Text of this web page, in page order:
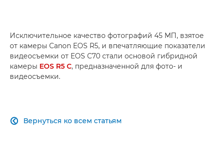
Исключительное качество фотографий 45 МП, взятое
от камеры Canon EOS R5, и впечатляющие показатели
видеосъемки от EOS C70 стали основой гибридной
камеры EOS R5 C, предназначенной для фото- и
видеосъемки.
Вернуться ко всем статьям
